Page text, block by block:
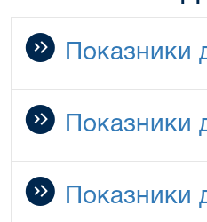
Показники
Показники
Показники